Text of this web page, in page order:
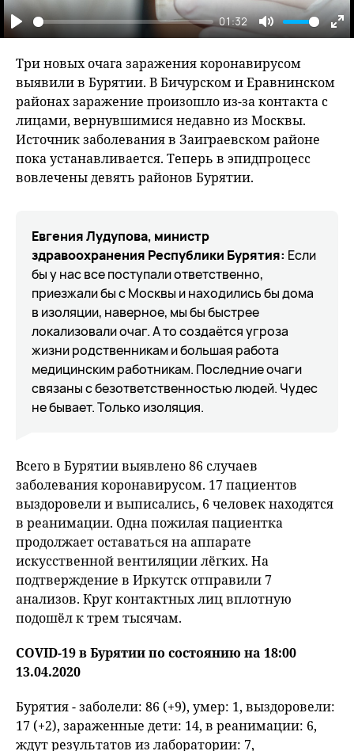
Play
01:32
Mute
Три новых очага заражения коронавирусом
выявили в Бурятии. В Бичурском и Еравнинском
районах заражение произошло из-за контакта с
лицами, вернувшимися недавно из Москвы.
Источник заболевания в Заиграевском районе
пока устанавливается. Теперь в эпидпроцесс
вовлечены девять районов Бурятии.
Евгения Лудупова, министр
здравоохранения Республики Бурятия: Если
бы у нас все поступали ответственно,
приезжали бы с Москвы и находились бы дома
в изоляции, наверное, мы бы быстрее
локализовали очаг. А то создаётся угроза
жизни родственникам и большая работа
медицинским работникам. Последние очаги
связаны с безответственностью людей. Чудес
не бывает. Только изоляция.
Всего в Бурятии выявлено 86 случаев
заболевания коронавирусом. 17 пациентов
выздоровели и выписались, 6 человек находятся
в реанимации. Одна пожилая пациентка
продолжает оставаться на аппарате
искусственной вентиляции лёгких. На
подтверждение в Иркутск отправили 7
анализов. Круг контактных лиц вплотную
подошёл к трем тысячам.
COVID-19 в Бурятии по состоянию на 18:00
13.04.2020
Бурятия - заболели: 86 (+9), умер: 1, выздоровели:
17 (+2), зараженные дети: 14, в реанимации: 6,
ждут результатов из лаборатории: 7,